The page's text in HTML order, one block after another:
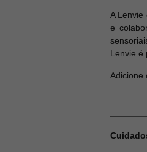
A Lenvie
e
Lenvie é
Adicione